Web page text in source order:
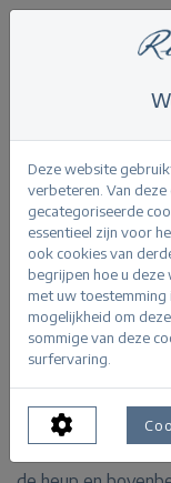
Diana
Terug
Diana CRP
De Diana CRP
Deze website
verbeteren. Van
gecategoriseerde
essentieel zijn voor
ook cookies van
begrijpen hoe u
met uw
mogelijkheid om
sommige van deze
surfervaring.